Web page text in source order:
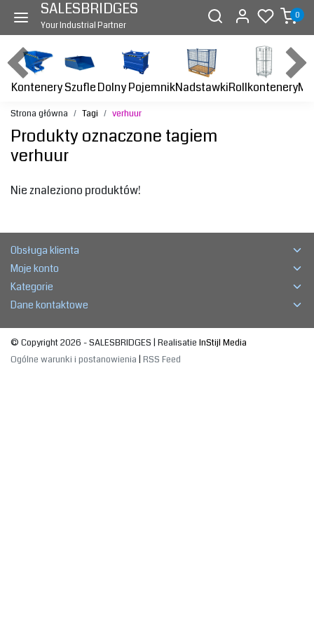
SALESBRIDGES
Your Industrial Partner
0
KontenerySzufleDolny PojemnikNadstawkiRollkontenery
Strona główna Tagi verhuur
Produkty oznaczone tagiem
verhuur
Nie znaleziono produktów!
Obsługa klienta
Moje konto
Kategorie
Dane kontaktowe
© Copyright 2026 - SALESBRIDGES | Realisatie InStijl Media
Ogólne warunki i postanowienia RSS Feed